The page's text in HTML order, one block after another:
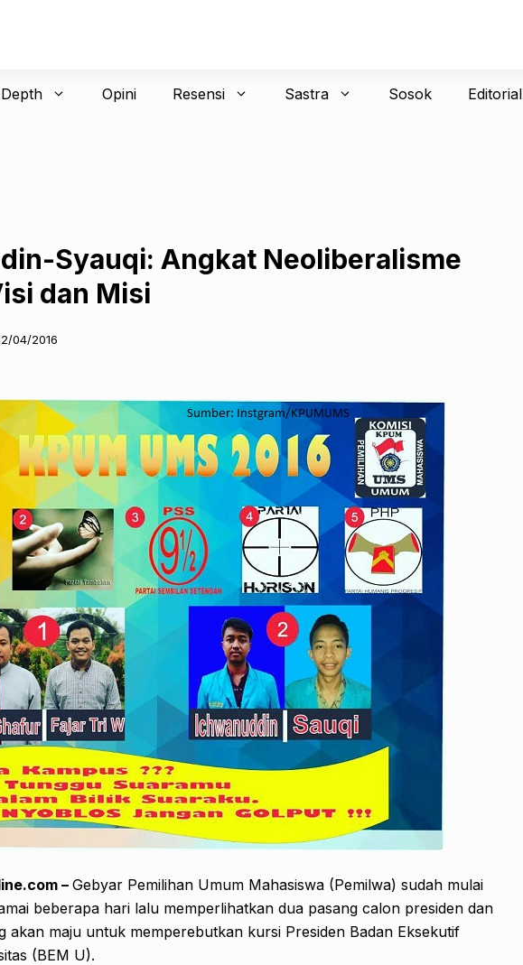
Opini Resensi Sastra Sosok Editorial
Syauqi: Angkat Neoliberalisme
dan Misi
04/2016
– Gebyar Pemilihan Umum Mahasiswa (Pemilwa) sudah mulai
beberapa hari lalu memperlihatkan dua pasang calon presiden dan
akan maju untuk memperebutkan kursi Presiden Badan Eksekutif
(BEM U).